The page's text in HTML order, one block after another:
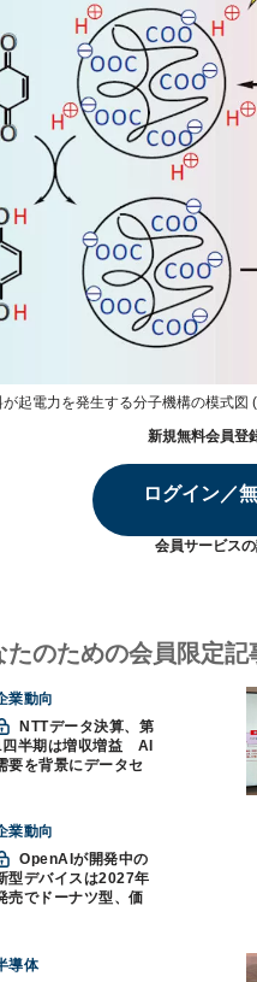
起電力を発生する分子機構の模式
新規無料会員登
ログイン／
会員サービス
のための会員限定記
業動向
NTTデータ決算、第
四半期は増収増益 AI
要を背景にデータセ
業動向
OpenAIが開発中の
型デバイスは2027年
売でドーナツ型、価
導体